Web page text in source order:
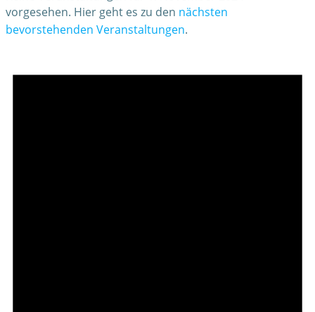
vorgesehen. Hier geht es zu den nächsten
bevorstehenden Veranstaltungen.